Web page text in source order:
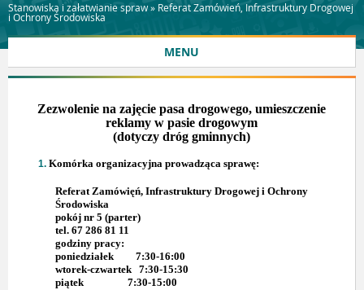
Stanowiska i załatwianie spraw » Referat Zamówień, Infrastruktury Drogowej
i Ochrony Środowiska
MENU
Zezwolenie na zajęcie pasa drogowego, umieszczenie
reklamy w pasie drogowym
(dotyczy dróg gminnych)
Komórka organizacyjna prowadząca sprawę:
Referat Zamówięń, Infrastruktury Drogowej i Ochrony
Środowiska
pokój nr 5 (parter)
tel. 67 286 81 11
godziny pracy:
poniedziałek 7:30-16:00
wtorek-czwartek 7:30-15:30
piątek 7:30-15:00